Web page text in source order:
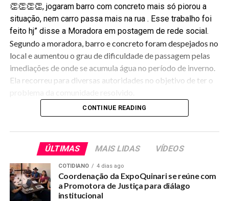
👏👏👏👏, jogaram barro com concreto mais só piorou a
situação, nem carro passa mais na rua . Esse trabalho foi
feito hj” disse a Moradora em postagem de rede social.
Segundo a moradora, barro e concreto foram despejados no
local e aumentou o grau de dificuldade de passagem pelas
imediações de onde se acumula água no período de inverno.
Ela recorreu para diversas autoridades no objetivo de ter o
CONTINUE READING
ÚLTIMAS MAIS LIDAS VÍDEOS
COTIDIANO 4 dias ago
Coordenação da ExpoQuinari se reúne com
a Promotora de Justiça para diálago
institucional